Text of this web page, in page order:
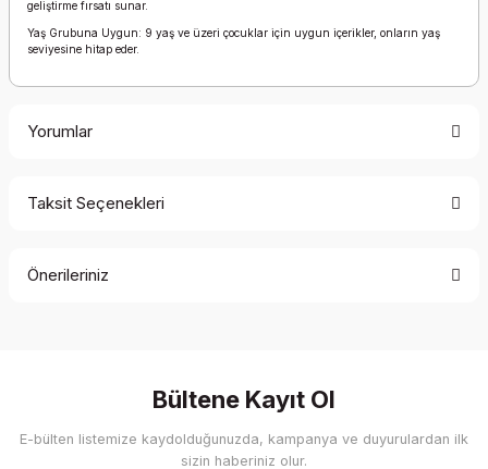
geliştirme fırsatı sunar.
Yaş Grubuna Uygun: 9 yaş ve üzeri çocuklar için uygun içerikler, onların yaş
seviyesine hitap eder.
Yorumlar
Taksit Seçenekleri
Önerileriniz
Görüş ve önerileriniz için teşekkür ederiz.
Ürün resmi kalitesiz, bozuk veya görüntülenemiyor.
Bültene Kayıt Ol
E-bülten listemize kaydolduğunuzda, kampanya ve duyurulardan ilk
sizin haberiniz olur.